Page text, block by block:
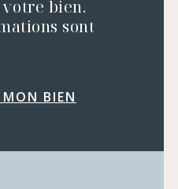
bien.
sont
MON BIEN